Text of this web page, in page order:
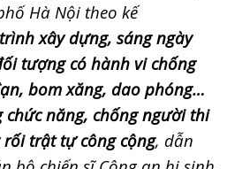
Hà Nội theo kế
xây dựng, sáng ngày
tượng có hành vi chống
bom xăng, dao phóng…
năng, chống người thi
trật tự công cộng, dẫn